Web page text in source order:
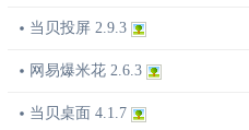
当贝投屏 2.9.3
网易爆米花 2.6.3
当贝桌面 4.1.7